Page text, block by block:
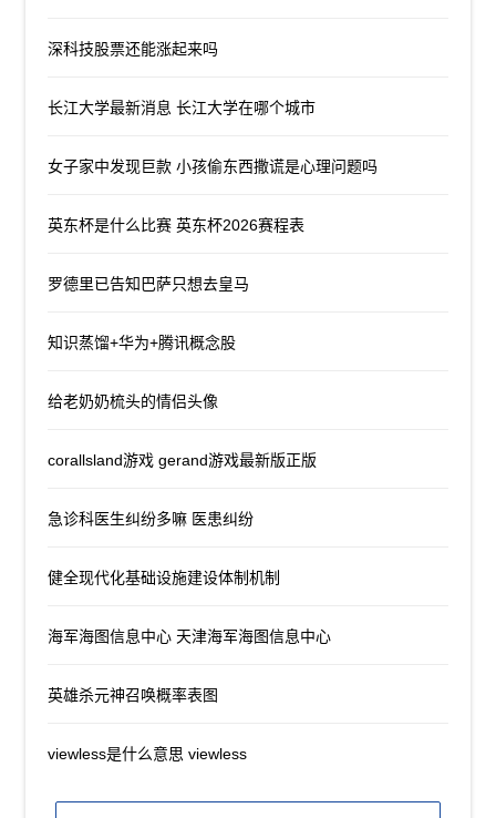
深科技股票还能涨起来吗
长江大学最新消息 长江大学在哪个城市
女子家中发现巨款 小孩偷东西撒谎是心理问题吗
英东杯是什么比赛 英东杯2026赛程表
罗德里已告知巴萨只想去皇马
知识蒸馏+华为+腾讯概念股
给老奶奶梳头的情侣头像
corallsland游戏 gerand游戏最新版正版
急诊科医生纠纷多嘛 医患纠纷
健全现代化基础设施建设体制机制
海军海图信息中心 天津海军海图信息中心
英雄杀元神召唤概率表图
viewless是什么意思 viewless